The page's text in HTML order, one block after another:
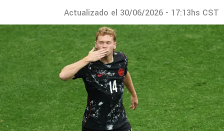
Actualizado el 30/06/2026 - 17:13hs CST